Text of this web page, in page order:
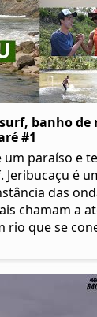
banho
#1
um paraíso e
é
das
chamam a
rio que se